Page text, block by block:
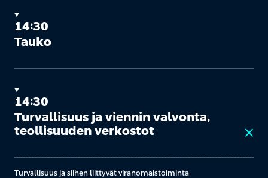
14:30
Tauko
14:30
Turvallisuus ja viennin valvonta,
teollisuuden verkostot
close
Turvallisuus ja siihen liittyvät viranomaistoiminta